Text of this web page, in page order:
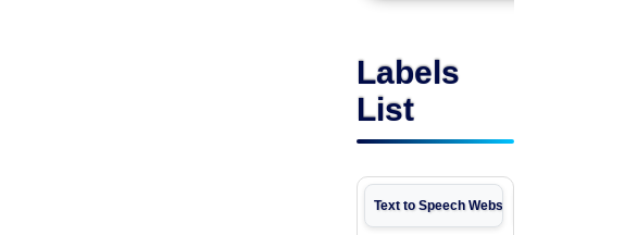
Labels
List
Text to Speech Websites